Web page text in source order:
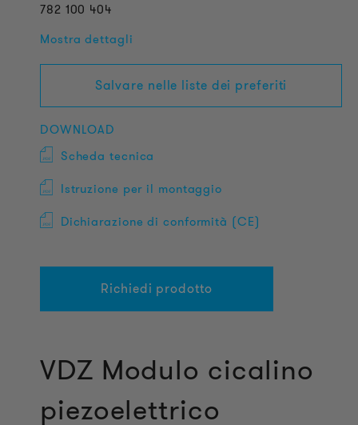
782 100 404
Mostra dettagli
Salvare nelle liste dei preferiti
DOWNLOAD
Scheda tecnica
Istruzione per il montaggio
Dichiarazione di conformità (CE)
Richiedi prodotto
VDZ Modulo cicalino
piezoelettrico